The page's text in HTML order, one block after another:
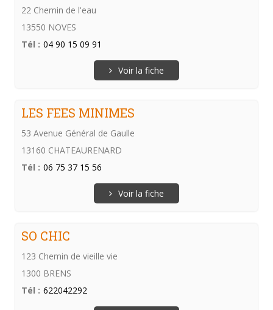
22 Chemin de l'eau
13550 NOVES
Tél : 04 90 15 09 91
Voir la fiche
LES FEES MINIMES
53 Avenue Général de Gaulle
13160 CHATEAURENARD
Tél : 06 75 37 15 56
Voir la fiche
SO CHIC
123 Chemin de vieille vie
1300 BRENS
Tél : 622042292